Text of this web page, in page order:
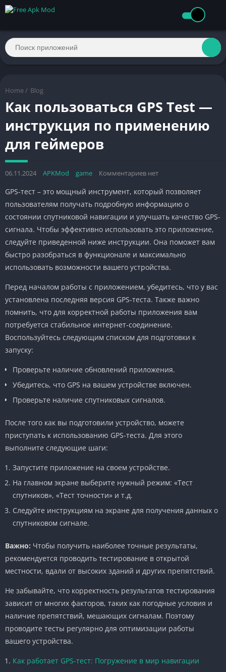
Home / Blog
Как пользоваться GPS Test —
инструкция по применению
для геймеров
06.11.2024 APKMod game Комментариев нет
GPS-тест – это мощный инструмент, который позволяет
пользователям получать подробную информацию о
состоянии спутниковой навигации и улучшать качество GPS-
сигнала. Чтобы эффективно использовать это приложение,
следуйте приведенной ниже инструкции. Она поможет вам
быстро разобраться в функционале и максимально
использовать возможности вашего устройства.
Перед началом работы с приложением, убедитесь, что у вас
установлена последняя версия GPS-теста. Также важно
помнить, что для корректной работы приложения вам
потребуется стабильное интернет-соединение.
Воспользуйтесь следующим списком для подготовки к
запуску:
Проверьте наличие обновлений приложения.
Убедитесь, что GPS на вашем устройстве включен.
Проверьте наличие спутниковых сигналов.
После того как вы подготовили устройство, можете
приступать к использованию GPS-теста. Для этого
выполните следующие шаги:
Запустите приложение на своем устройстве.
На главном экране выберите нужный режим: «Тест
спутников», «Тест точности» и т.д.
Следуйте инструкциям на экране для получения данных о
спутниковом сигнале.
Важно: Чтобы получить наиболее точные результаты,
рекомендуется проводить тестирование в открытой
местности, вдали от высоких зданий и других препятствий.
Не забывайте, что корректность результатов тестирования
зависит от многих факторов, таких как погодные условия и
наличие препятствий, мешающих сигналам. Поэтому
проводите тесты регулярно для оптимизации работы
вашего устройства.
Как работает GPS-тест: Погружение в мир навигации